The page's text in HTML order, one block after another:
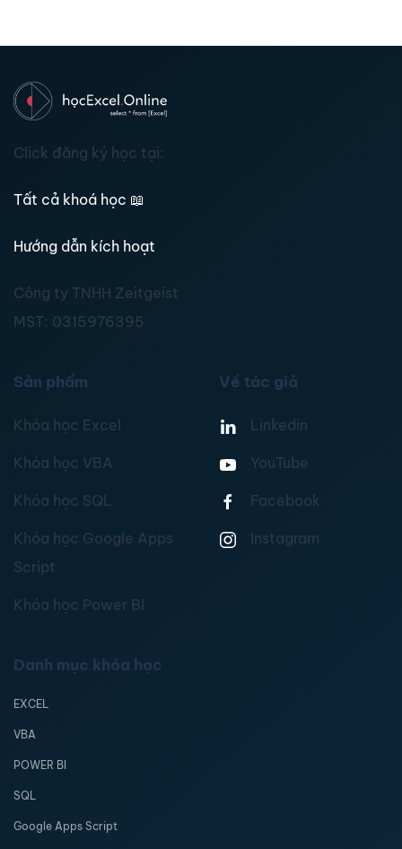
Click đăng ký học tại:
Tất cả khoá học 📖
Hướng dẫn kích hoạt
Công ty TNHH Zeitgeist
MST: 0315976395
Sản phẩm
Khóa học Excel
Khóa học VBA
Khóa học SQL
Khóa học Google Apps
Script
Khóa học Power BI
Về tác giả
Linkedin
YouTube
Facebook
Instagram
Danh mục khóa học
EXCEL
VBA
POWER BI
SQL
Google Apps Script